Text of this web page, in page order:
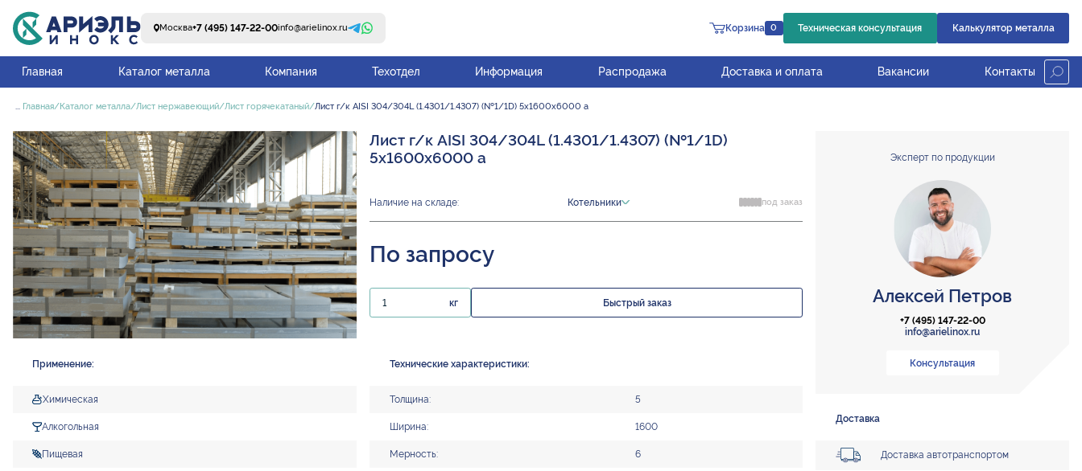
Москва+7 (495) 147-22-00info@arielinox.ru Корзина 0 Техническая консультация Калькулятор металла
Главная Каталог металла Компания Техотдел Информация Распродажа Доставка и оплата Вакансии Контакты
... Главная Каталог металла Лист нержавеющий Лист горячекатаный Лист г/к AISI 304/304L (1.4301/1.4307) (№1/1D) 5х1600х6000 а
Лист г/к AISI 304/304L (1.4301/1.4307) (№1/1D)
5х1600х6000 а
Наличие на складе: Котельники под заказ
По запросу
кг Быстрый заказ
Применение:
Химическая
Алкогольная
Пищевая
Технические характеристики:
Толщина: 5
Ширина: 1600
Мерность: 6
Эксперт по продукции
Алексей Петров
+7 (495) 147-22-00
info@arielinox.ru
Консультация
Доставка
Доставка автотранспортом